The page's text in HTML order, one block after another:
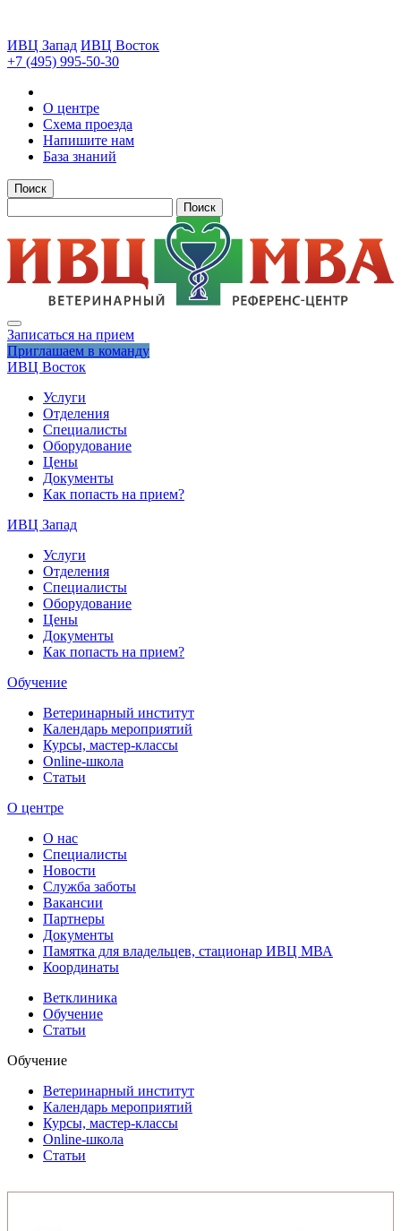
ИВЦ Запад ИВЦ Восток
+7 (495) 995-50-30
О центре
Схема проезда
Напишите нам
База знаний
Поиск
Поиск
Записаться на прием
Приглашаем в команду
ИВЦ Восток
Услуги
Отделения
Специалисты
Оборудование
Цены
Документы
Как попасть на прием?
ИВЦ Запад
Услуги
Отделения
Специалисты
Оборудование
Цены
Документы
Как попасть на прием?
Обучение
Ветеринарный институт
Календарь мероприятий
Курсы, мастер-классы
Online-школа
Статьи
О центре
О нас
Специалисты
Новости
Служба заботы
Вакансии
Партнеры
Документы
Памятка для владельцев, стационар ИВЦ МВА
Координаты
Ветклиника
Обучение
Статьи
Обучение
Ветеринарный институт
Календарь мероприятий
Курсы, мастер-классы
Online-школа
Статьи